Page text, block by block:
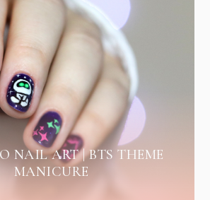
NAIL ART | BTS THEME
MANICURE